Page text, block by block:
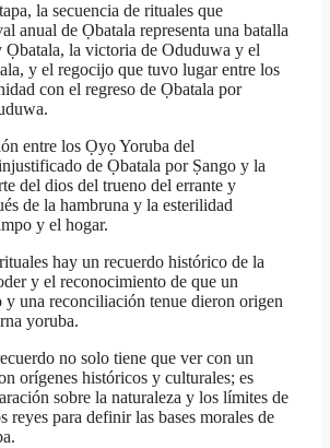
la secuencia de rituales que
anual de Ọbatala representa una batalla
Ọbatala, la victoria de Oduduwa y el
y el regocijo que tuvo lugar entre los
con el regreso de Ọbatala por
entre los Ọyọ Yoruba del
de Ọbatala por Ṣango y la
del dios del trueno del errante y
de la hambruna y la esterilidad
y el hogar.
hay un recuerdo histórico de la
y el reconocimiento de que un
una reconciliación tenue dieron origen
yoruba.
no solo tiene que ver con un
orígenes históricos y culturales; es
sobre la naturaleza y los límites de
reyes para definir las bases morales de